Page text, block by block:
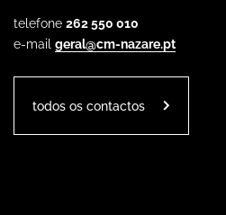
telefone 262 550 010
e-mail geral@cm-nazare.pt
todos os contactos